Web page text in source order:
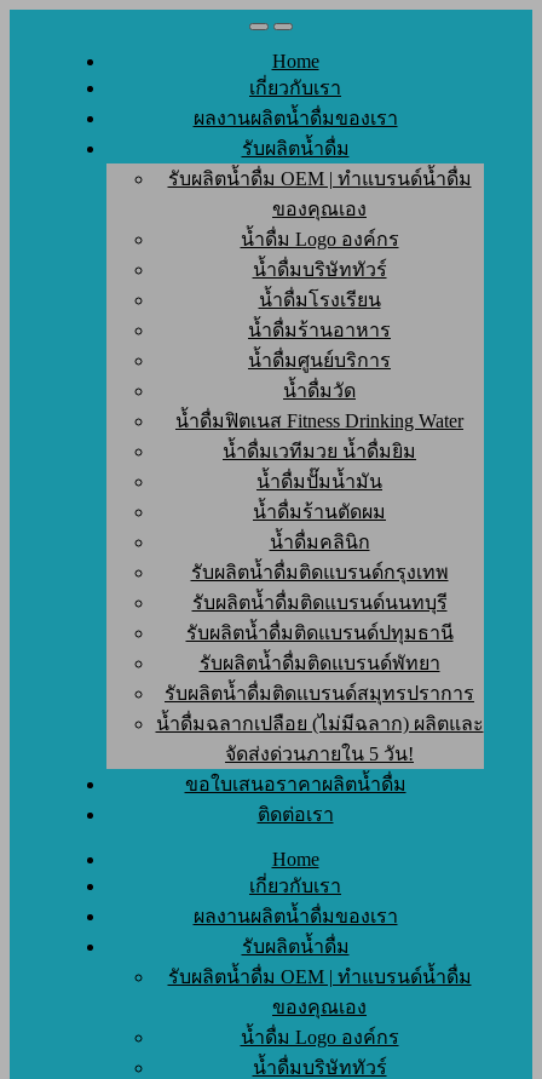
Home
เกี่ยวกับเรา
ผลงานผลิตน้ำดื่มของเรา
รับผลิตน้ำดื่ม
รับผลิตน้ำดื่ม OEM | ทำแบรนด์น้ำดื่ม
ของคุณเอง
น้ำดื่ม Logo องค์กร
น้ำดื่มบริษัททัวร์
น้ำดื่มโรงเรียน
น้ำดื่มร้านอาหาร
น้ำดื่มศูนย์บริการ
น้ำดื่มวัด
น้ำดื่มฟิตเนส Fitness Drinking Water
น้ำดื่มเวทีมวย น้ำดื่มยิม
น้ำดื่มปั๊มน้ำมัน
น้ำดื่มร้านตัดผม
น้ำดื่มคลินิก
รับผลิตน้ำดื่มติดแบรนด์กรุงเทพ
รับผลิตน้ำดื่มติดแบรนด์นนทบุรี
รับผลิตน้ำดื่มติดแบรนด์ปทุมธานี
รับผลิตน้ำดื่มติดแบรนด์พัทยา
รับผลิตน้ำดื่มติดแบรนด์สมุทรปราการ
น้ำดื่มฉลากเปลือย (ไม่มีฉลาก) ผลิตและ
จัดส่งด่วนภายใน 5 วัน!
ขอใบเสนอราคาผลิตน้ำดื่ม
ติดต่อเรา
Home
เกี่ยวกับเรา
ผลงานผลิตน้ำดื่มของเรา
รับผลิตน้ำดื่ม
รับผลิตน้ำดื่ม OEM | ทำแบรนด์น้ำดื่ม
ของคุณเอง
น้ำดื่ม Logo องค์กร
น้ำดื่มบริษัททัวร์